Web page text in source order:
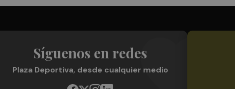
Síguenos en redes
Plaza Deportiva, desde cualquier medio